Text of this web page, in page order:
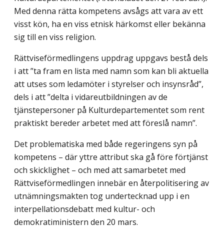
Med denna rätta kompetens avsågs att vara av ett
visst kön, ha en viss etnisk härkomst eller bekänna
sig till en viss religion.
Rättviseförmedlingens uppdrag uppgavs bestå dels
i att ”ta fram en lista med namn som kan bli aktuella
att utses som ledamöter i styrelser och insynsråd”,
dels i att ”delta i vidareutbildningen av de
tjänstepersoner på Kultur­departementet som rent
praktiskt bereder arbetet med att föreslå namn”.
Det problematiska med både regeringens syn på
kompetens – där yttre attribut ska gå före förtjänst
och skicklighet – och med att samarbetet med
Rättviseförmedlingen innebär en återpolitisering av
utnämningsmakten tog undertecknad upp i en
interpellationsdebatt med kultur- och
demokratiministern den 20 mars.